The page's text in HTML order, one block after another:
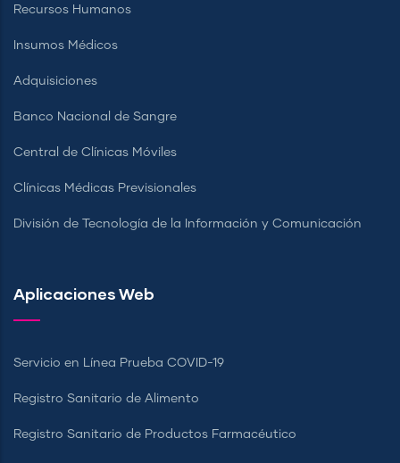
Recursos Humanos
Insumos Médicos
Adquisiciones
Banco Nacional de Sangre
Central de Clínicas Móviles
Clínicas Médicas Previsionales
División de Tecnología de la Información y Comunicación
Aplicaciones Web
Servicio en Línea Prueba COVID-19
Registro Sanitario de Alimento
Registro Sanitario de Productos Farmacéutico